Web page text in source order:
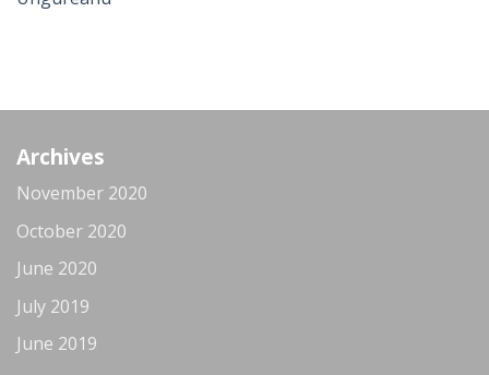
Archives
November 2020
October 2020
June 2020
July 2019
June 2019